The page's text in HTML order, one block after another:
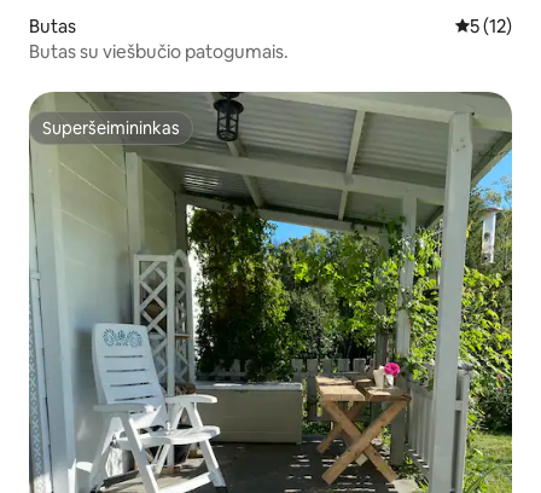
Butas Vidutinis
5 (12)
Butas su viešbučio patogumais.
Superšeimininkas
Superšeimininkas